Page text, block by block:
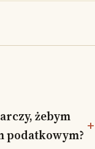
żebym
podatkowym?